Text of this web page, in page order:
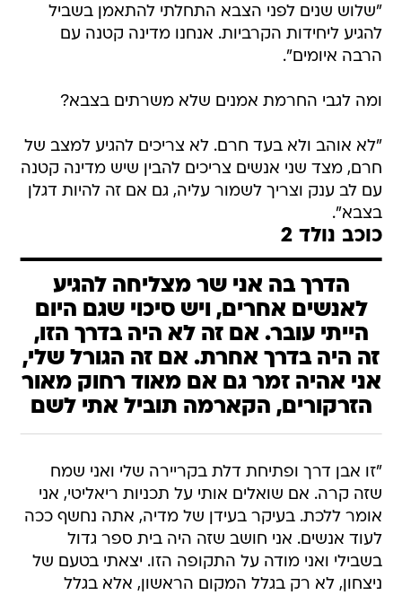
"שלוש שנים לפני הצבא התחלתי להתאמן בשביל
להגיע ליחידות הקרביות. אנחנו מדינה קטנה עם
הרבה איומים".
ומה לגבי החרמת אמנים שלא משרתים בצבא?
"לא אוהב ולא בעד חרם. לא צריכים להגיע למצב של
חרם, מצד שני אנשים צריכים להבין שיש מדינה קטנה
עם לב ענק וצריך לשמור עליה, גם אם זה להיות דגלן
בצבא".
כוכב נולד 2
הדרך בה אני שר מצליחה להגיע
לאנשים אחרים, ויש סיכוי שגם היום
הייתי עובר. אם זה לא היה בדרך הזו,
זה היה בדרך אחרת. אם זה הגורל שלי,
אני אהיה זמר גם אם מאוד רחוק מאור
הזרקורים, הקארמה תוביל אתי לשם
"זו אבן דרך ופתיחת דלת בקריירה שלי ואני שמח
שזה קרה. אם שואלים אותי על תכניות ריאליטי, אני
אומר ללכת. בעיקר בעידן של מדיה, אתה נחשף ככה
לעוד אנשים. אני חושב שזה היה בית ספר גדול
בשבילי ואני מודה על התקופה הזו. יצאתי בטעם של
ניצחון, לא רק בגלל המקום הראשון, אלא בגלל